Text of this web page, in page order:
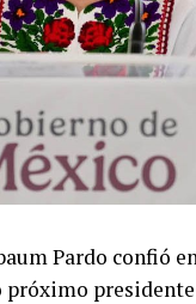
Pardo confió